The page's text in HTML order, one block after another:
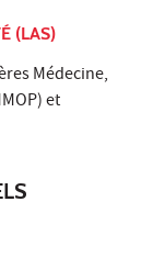
(LAS)
Médecine,
et